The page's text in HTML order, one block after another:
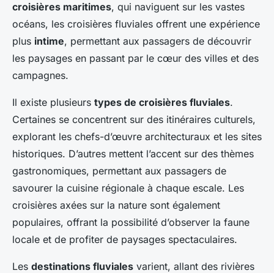
croisières maritimes, qui naviguent sur les vastes
océans, les croisières fluviales offrent une expérience
plus intime, permettant aux passagers de découvrir
les paysages en passant par le cœur des villes et des
campagnes.
Il existe plusieurs types de croisières fluviales.
Certaines se concentrent sur des itinéraires culturels,
explorant les chefs-d’œuvre architecturaux et les sites
historiques. D’autres mettent l’accent sur des thèmes
gastronomiques, permettant aux passagers de
savourer la cuisine régionale à chaque escale. Les
croisières axées sur la nature sont également
populaires, offrant la possibilité d’observer la faune
locale et de profiter de paysages spectaculaires.
Les destinations fluviales varient, allant des rivières